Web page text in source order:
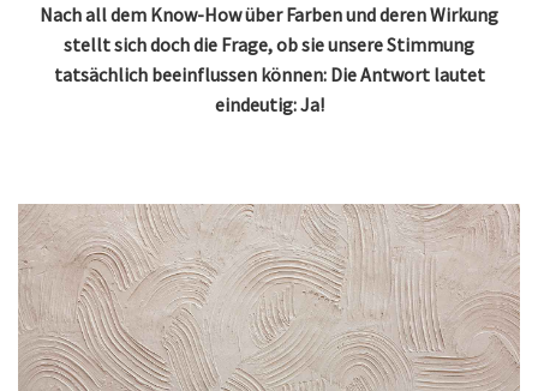
Nach all dem Know-How über Farben und deren Wirkung
stellt sich doch die Frage, ob sie unsere Stimmung
tatsächlich beeinflussen können: Die Antwort lautet
eindeutig: Ja!